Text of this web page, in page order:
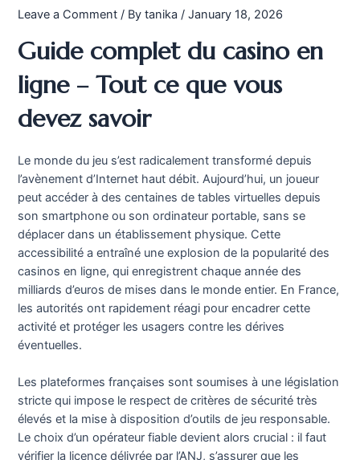
Leave a Comment / Bytanika /January 18, 2026
Guide complet du casino en
ligne – Tout ce que vous
devez savoir
Le monde du jeu s’est radicalement transformé depuis
l’avènement d’Internet haut débit. Aujourd’hui, un joueur
peut accéder à des centaines de tables virtuelles depuis
son smartphone ou son ordinateur portable, sans se
déplacer dans un établissement physique. Cette
accessibilité a entraîné une explosion de la popularité des
casinos en ligne, qui enregistrent chaque année des
milliards d’euros de mises dans le monde entier. En France,
les autorités ont rapidement réagi pour encadrer cette
activité et protéger les usagers contre les dérives
éventuelles.
Les plateformes françaises sont soumises à une législation
stricte qui impose le respect de critères de sécurité très
élevés et la mise à disposition d’outils de jeu responsable.
Le choix d’un opérateur fiable devient alors crucial : il faut
vérifier la licence délivrée par l’ANJ, s’assurer que les